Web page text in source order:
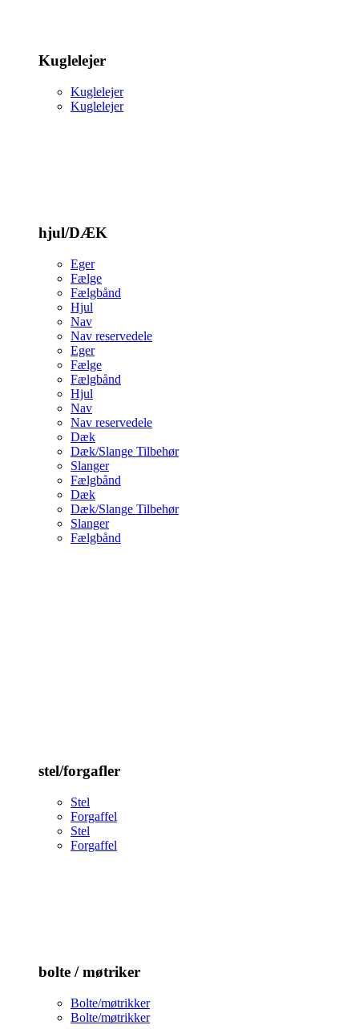
Kuglelejer
Kuglelejer
Kuglelejer
hjul/DÆK
Eger
Fælge
Fælgbånd
Hjul
Nav
Nav reservedele
Eger
Fælge
Fælgbånd
Hjul
Nav
Nav reservedele
Dæk
Dæk/Slange Tilbehør
Slanger
Fælgbånd
Dæk
Dæk/Slange Tilbehør
Slanger
Fælgbånd
stel/forgafler
Stel
Forgaffel
Stel
Forgaffel
bolte / møtriker
Bolte/møtrikker
Bolte/møtrikker